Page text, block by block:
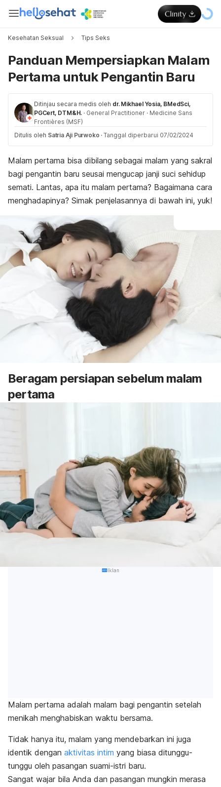
Kesehatan Seksual Tips Seks
Panduan Mempersiapkan Malam
Pertama untuk Pengantin Baru
Ditinjau secara medis oleh dr. Mikhael Yosia, BMedSci,
PGCert, DTM&H. · General Practitioner · Medicine Sans
Frontières (MSF)
Ditulis oleh Satria Aji Purwoko · Tanggal diperbarui 07/02/2024
Malam pertama bisa dibilang sebagai malam yang sakral
bagi pengantin baru seusai mengucap janji suci sehidup
semati. Lantas, apa itu malam pertama? Bagaimana cara
menghadapinya? Simak penjelasannya di bawah ini, yuk!
Beragam persiapan sebelum malam
pertama
Iklan
Malam pertama adalah malam bagi pengantin setelah
menikah menghabiskan waktu bersama.
Tidak hanya itu, malam yang mendebarkan ini juga
identik dengan aktivitas intim yang biasa ditunggu-
tunggu oleh pasangan suami-istri baru.
Sangat wajar bila Anda dan pasangan mungkin merasa